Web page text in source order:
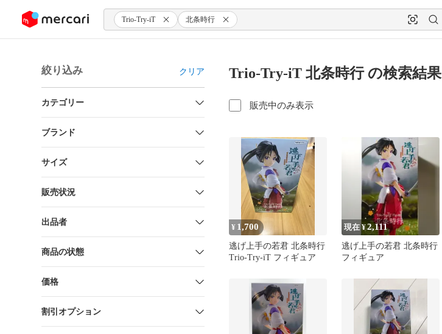
ツにスキップ Trio-Try-iT 北条時行
絞り込み クリア
カテゴリー
ブランド
サイズ
販売状況
出品者
商品の状態
価格
割引オプション
Trio-Try-iT 北条時行 の検索結果
販売中のみ表示
¥ 1,700
逃げ上手の若君 北条時行
Trio-Try-iT フィギュア
現在 ¥2,111
逃げ上手の若君 北条時行
フィギュア